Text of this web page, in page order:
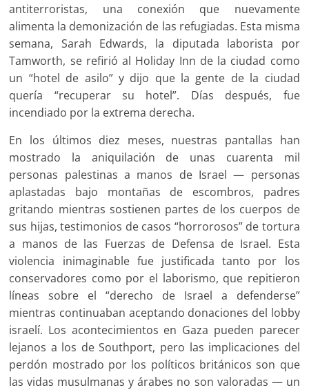
antiterroristas, una conexión que nuevamente
alimenta la demonización de las refugiadas. Esta misma
semana, Sarah Edwards, la diputada laborista por
Tamworth, se refirió al Holiday Inn de la ciudad como
un “hotel de asilo” y dijo que la gente de la ciudad
quería “recuperar su hotel”. Días después, fue
incendiado por la extrema derecha.
En los últimos diez meses, nuestras pantallas han
mostrado la aniquilación de unas cuarenta mil
personas palestinas a manos de Israel — personas
aplastadas bajo montañas de escombros, padres
gritando mientras sostienen partes de los cuerpos de
sus hijas, testimonios de casos “horrorosos” de tortura
a manos de las Fuerzas de Defensa de Israel. Esta
violencia inimaginable fue justificada tanto por los
conservadores como por el laborismo, que repitieron
líneas sobre el “derecho de Israel a defenderse”
mientras continuaban aceptando donaciones del lobby
israelí. Los acontecimientos en Gaza pueden parecer
lejanos a los de Southport, pero las implicaciones del
perdón mostrado por los políticos británicos son que
las vidas musulmanas y árabes no son valoradas — un